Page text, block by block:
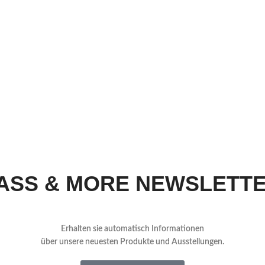
& MORE
Erhalten sie automatisch Informationen
über unsere neuesten Produkte und Ausstellungen.